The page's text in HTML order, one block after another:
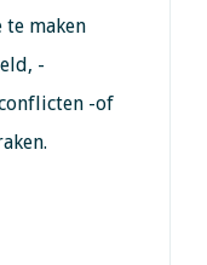
maken
-
-of